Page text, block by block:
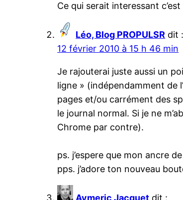
Ce qui serait interessant
Léo, Blog PROPULSR dit :
12 février 2010 à 15 h 46 min
Je rajouterai juste aussi un
ligne » (indépendamment de
pages et/ou carrément des
le journal normal. Si je ne
Chrome par contre).
ps. j’espere que mon ancre
pps. j’adore ton nouveau
Aymeric Jacquet dit :